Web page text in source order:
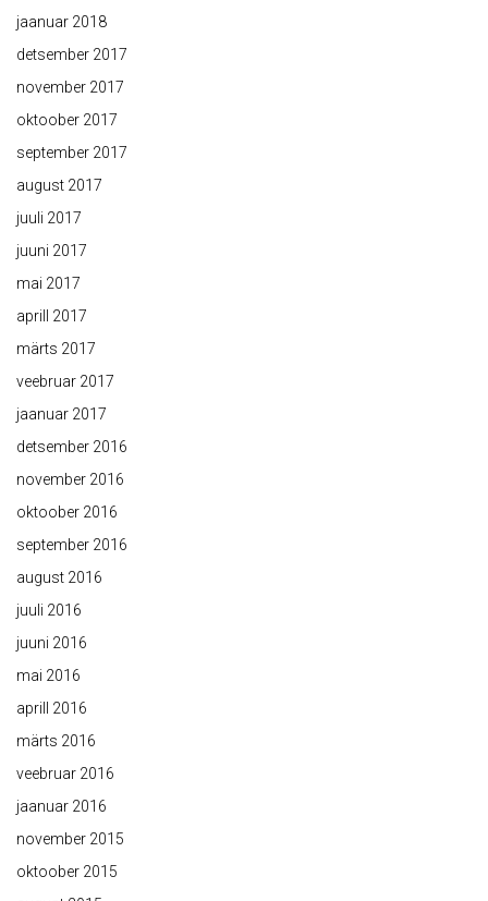
jaanuar 2018
detsember 2017
november 2017
oktoober 2017
september 2017
august 2017
juuli 2017
juuni 2017
mai 2017
aprill 2017
märts 2017
veebruar 2017
jaanuar 2017
detsember 2016
november 2016
oktoober 2016
september 2016
august 2016
juuli 2016
juuni 2016
mai 2016
aprill 2016
märts 2016
veebruar 2016
jaanuar 2016
november 2015
oktoober 2015